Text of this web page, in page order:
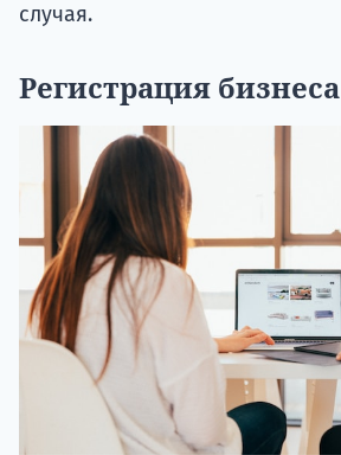
случая.
Регистрация бизнеса